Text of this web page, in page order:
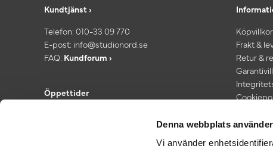
Denna webbplats
Vi använder
Kundtjänst ›
Telefon:010-33 09 770
E-post: info@studionord.se
FAQ: Kundforum ›
Öppettider
Showroom: Fredagar 13.00–16:30
Köpvillkor
Frakt &
Retur &